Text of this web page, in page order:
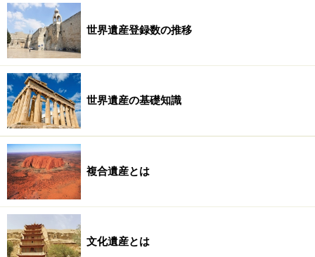
小笠原諸島（2011年、自然遺産）
平泉‐仏国土（浄土）を表す建築・庭園及び考古学的
遺跡群（2011年、文化遺産）
富士山－信仰の対象と芸術の源泉
産）
富岡製糸場と絹産業遺産群（2014年、文化遺産）
明治日本の産業革命遺産 製鉄・鉄鋼、造船、石炭産
業（2015年、文化遺産）
ル・コルビュジエの建築作品 － 近代建築運動への顕
著な貢献（国立西洋美術館本館が７か国17件の構成
資産のひとつとして登録。2016年、文化遺産）
「神宿る島」宗像・沖ノ島と関連遺産群（2017年、
世界遺産登録数の推移
世界遺産の基礎知識
複合遺産とは
文化遺産とは